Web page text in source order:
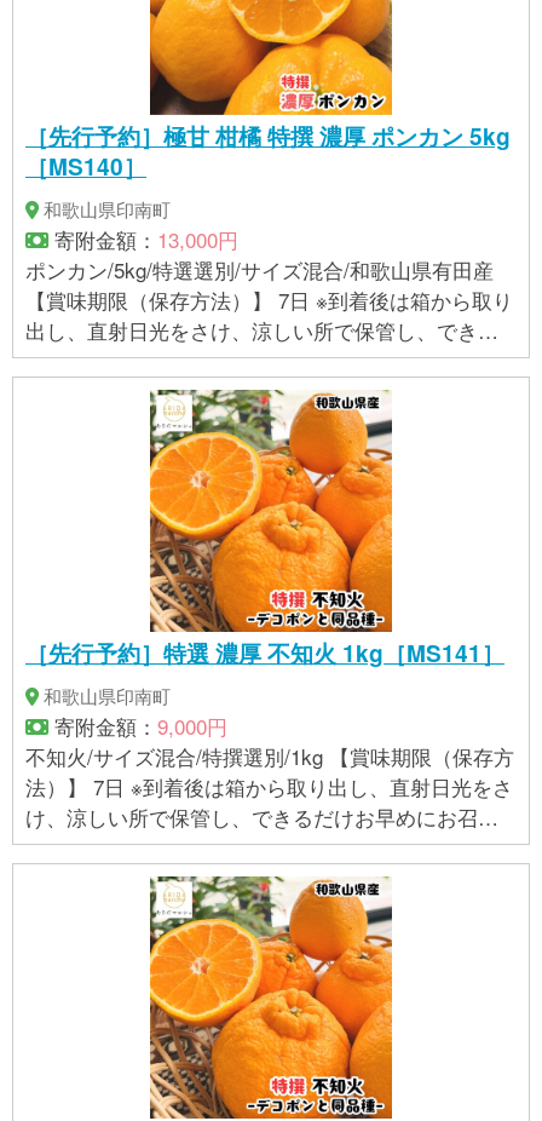
［先行予約］極甘 柑橘 特撰 濃厚 ポンカン 5kg
［MS140］
和歌山県印南町
寄附金額： 13,000円
ポンカン/5kg/特選選別/サイズ混合/和歌山県有田産
【賞味期限（保存方法）】 7日 ※到着後は箱から取り
出し、直射日光をさけ、涼しい所で保管し、できる
だけお早めにお召し上がりください。 【アレルギ
ー】 オレンジ ※ 表示内容に関しては各事業者の指定
に基づき掲載しており、一切の内容を保証するもの
ではございません。 ※ご不明の点がございましたら事
業者まで直接お問い合わせ下さい。
［先行予約］特選 濃厚 不知火 1kg［MS141］
和歌山県印南町
寄附金額： 9,000円
不知火/サイズ混合/特撰選別/1kg 【賞味期限（保存方
法）】 7日 ※到着後は箱から取り出し、直射日光をさ
け、涼しい所で保管し、できるだけお早めにお召し
上がりください。 【アレルギー】 オレンジ ※ 表示内
容に関しては各事業者の指定に基づき掲載してお
り、一切の内容を保証するものではございません。 ※
ご不明の点がございましたら事業者まで直接お問い
合わせ下さい。